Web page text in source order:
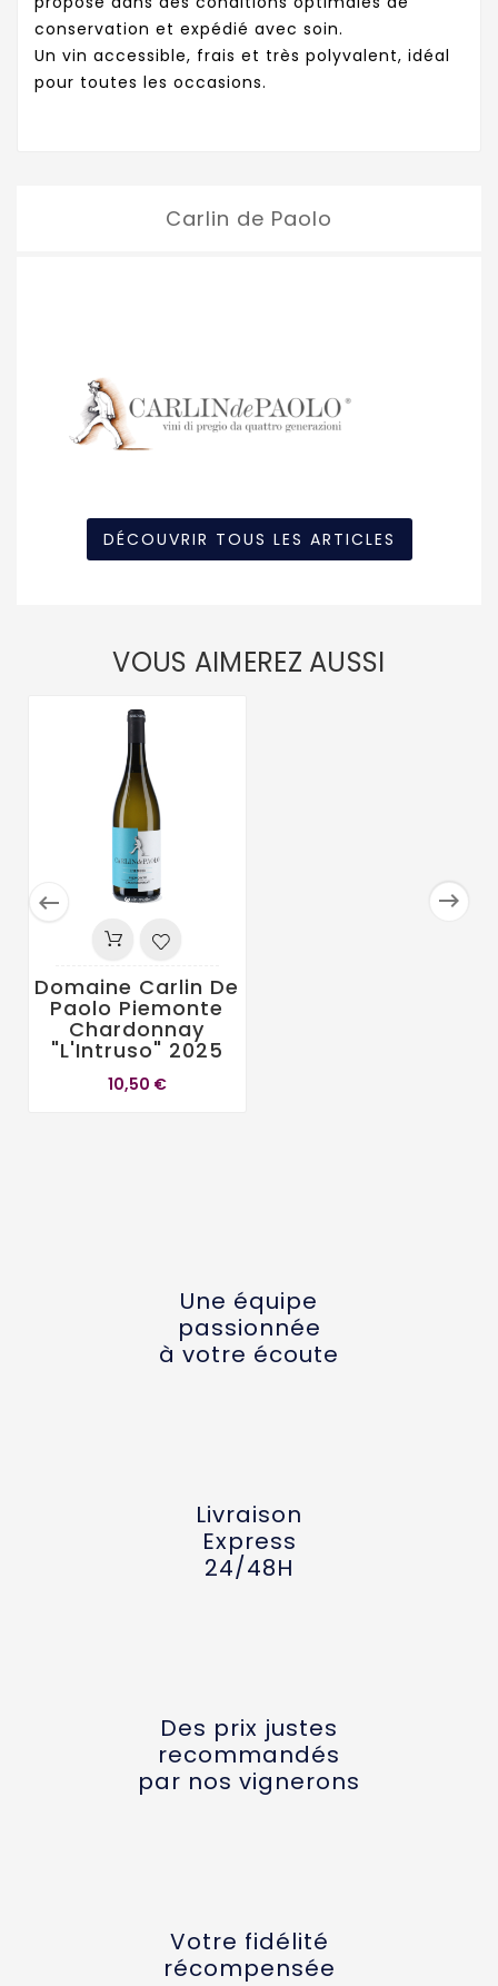
conservation et expédié avec soin.
Un vin accessible, frais et très polyvalent, idéal
pour toutes les occasions.
Carlin de Paolo
DÉCOUVRIR TOUS LES ARTICLES
VOUS AIMEREZ AUSSI
 
Domaine Carlin De
Paolo Piemonte
Chardonnay
"L'Intruso" 2025
10,50 €
Une équipe
passionnée
à votre écoute
Livraison
Express
24/48H
Des prix justes
recommandés
par nos vignerons
Votre fidélité
récompensée